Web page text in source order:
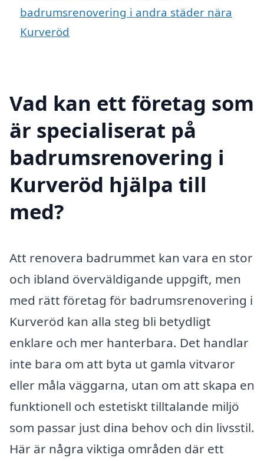
badrumsrenovering i andra städer nära
Kurveröd
Vad kan ett företag som
är specialiserat på
badrumsrenovering i
Kurveröd hjälpa till
med?
Att renovera badrummet kan vara en stor
och ibland överväldigande uppgift, men
med rätt företag för badrumsrenovering i
Kurveröd kan alla steg bli betydligt
enklare och mer hanterbara. Det handlar
inte bara om att byta ut gamla vitvaror
eller måla väggarna, utan om att skapa en
funktionell och estetiskt tilltalande miljö
som passar just dina behov och din livsstil.
Här är några viktiga områden där ett